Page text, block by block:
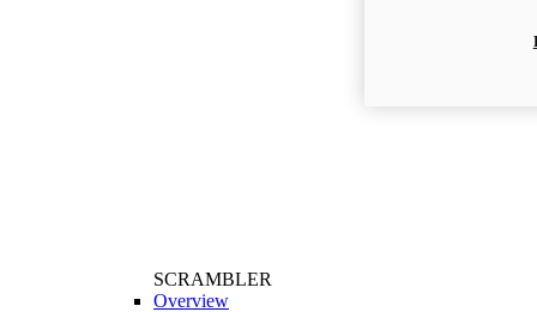
SCRAMBLER
Overview